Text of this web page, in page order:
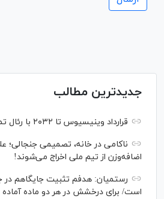
جدیدترین مطالب
قرارداد وینیسیوس تا ۲۰۳۲ با رئال‌ تمدید شد
ناکامی در خانه، تصمیمی جنجالی؛
اضافه‌وزن از تیم ملی اخراج می‌شوند!
رستمیان: هدفم تثبیت جایگاهم در
است/ برای درخشش در هر دو ماده